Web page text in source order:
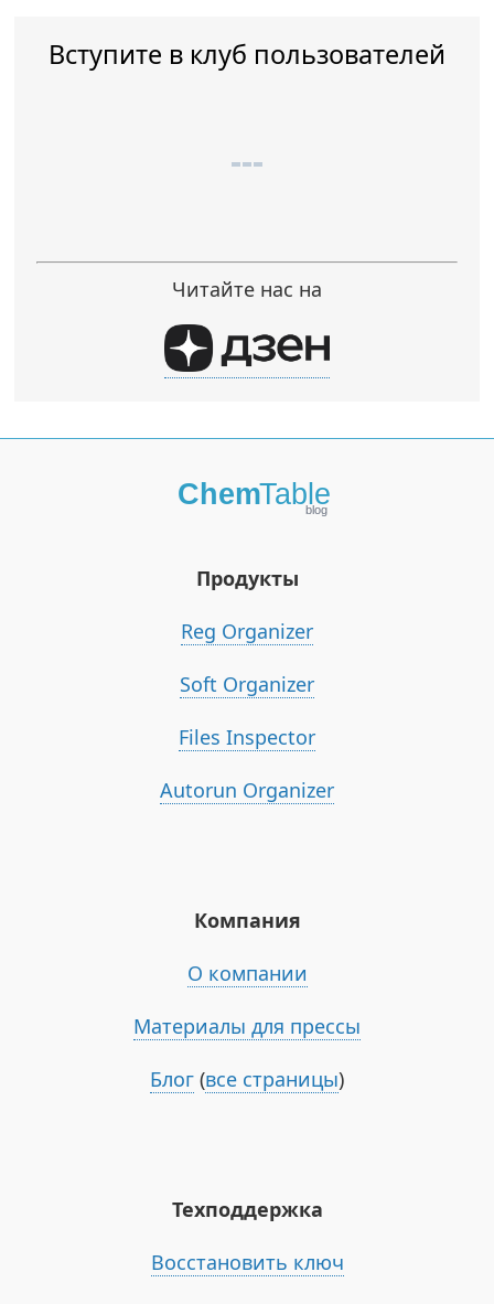
Вступите в клуб пользователей
Читайте нас на
Продукты
Reg Organizer
Soft Organizer
Files Inspector
Autorun Organizer
Компания
О компании
Материалы для прессы
Блог (все страницы)
Техподдержка
Восстановить ключ